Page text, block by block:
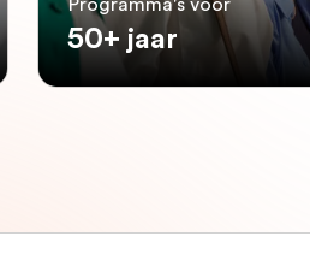
Programma's voor
50+ jaar